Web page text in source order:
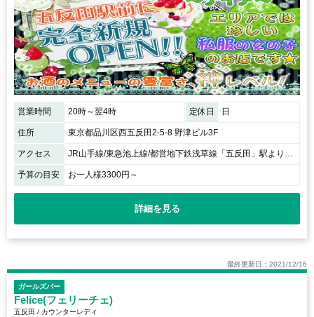
営業時間 20時～翌4時 定休日 日
住所 東京都品川区西五反田2-5-8 野津ビル3F
アクセス JR山手線/東急池上線/都営地下鉄浅草線「五反田」駅より徒歩1分♪ / 原価バーさんのあるビルの3Fです♪
予算の目安 お一人様3300円～
詳細を見る
最終更新日：2021/12/16
ガールズバー
Felice(フェリーチェ)
五反田 / カウンターレディ